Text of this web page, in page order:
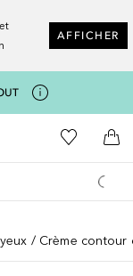
AFFICHER
l'accueil Nocibé
Vers Ma
Crème contour